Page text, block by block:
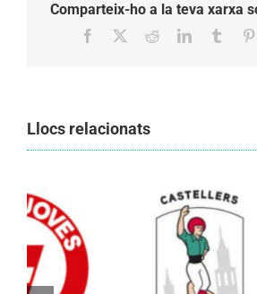
Comparteix-ho a la teva xarxa
Facebook RedditLinkedInTumblr
Llocs relacionats